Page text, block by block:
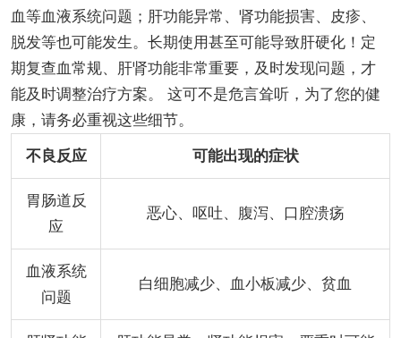
血等血液系统问题；肝功能异常、肾功能损害、皮疹、
脱发等也可能发生。长期使用甚至可能导致肝硬化！定
期复查血常规、肝肾功能非常重要，及时发现问题，才
能及时调整治疗方案。 这可不是危言耸听，为了您的健
康，请务必重视这些细节。
不良反应 可能出现的症状
胃肠道反
应
恶心、呕吐、腹泻、口腔溃疡
血液系统
问题
白细胞减少、血小板减少、贫血